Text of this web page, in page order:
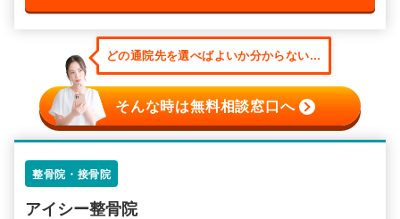
どの通院先を選べばよいか分からない...
そんな時は無料相談窓口へ
整骨院・接骨院
アイシー整骨院